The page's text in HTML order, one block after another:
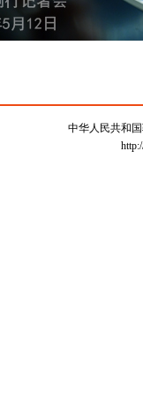
中华人民共和